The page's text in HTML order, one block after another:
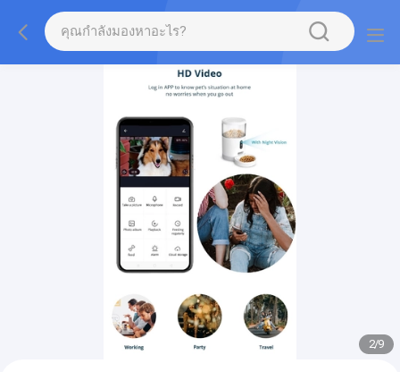
2/9